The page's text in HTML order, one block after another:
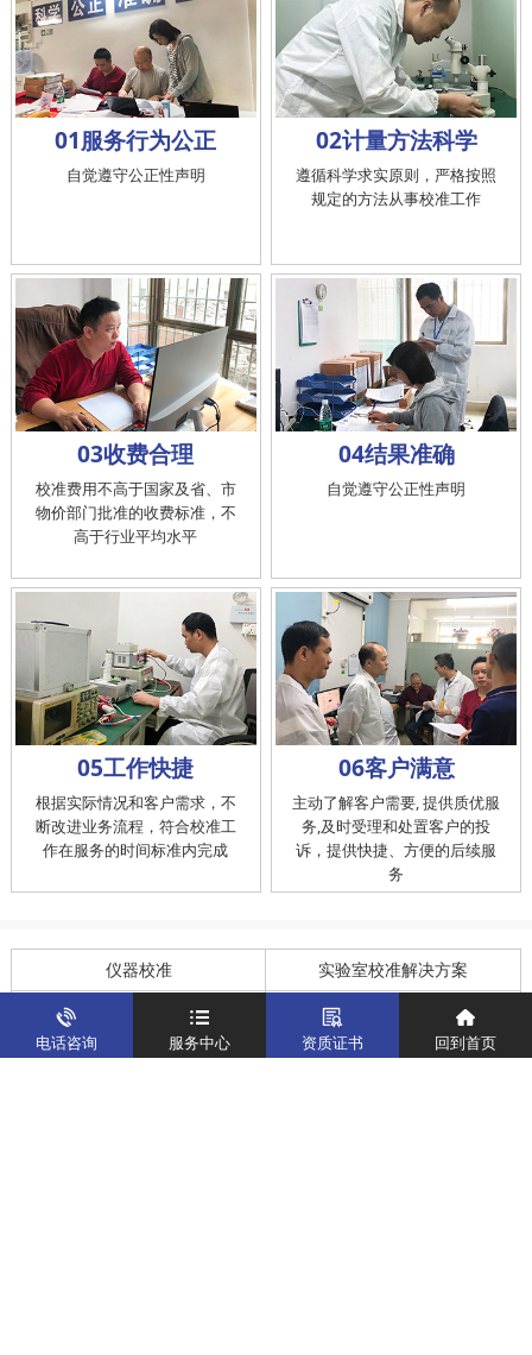
01服务行为公正
自觉遵守公正性声明
02计量方法科学
遵循科学求实原则，严格按照
规定的方法从事校准工作
03收费合理
校准费用不高于国家及省、市
物价部门批准的收费标准，不
高于行业平均水平
04结果准确
自觉遵守公正性声明
05工作快捷
根据实际情况和客户需求，不
断改进业务流程，符合校准工
作在服务的时间标准内完成
06客户满意
主动了解客户需要, 提供质优服
务,及时受理和处置客户的投
诉，提供快捷、方便的后续服
务
仪器校准 实验室校准解决方案
制造仪器校准解决方案 计量校准实验室
关于我们 新闻资讯
电话咨询 服务中心 资质证书 回到首页